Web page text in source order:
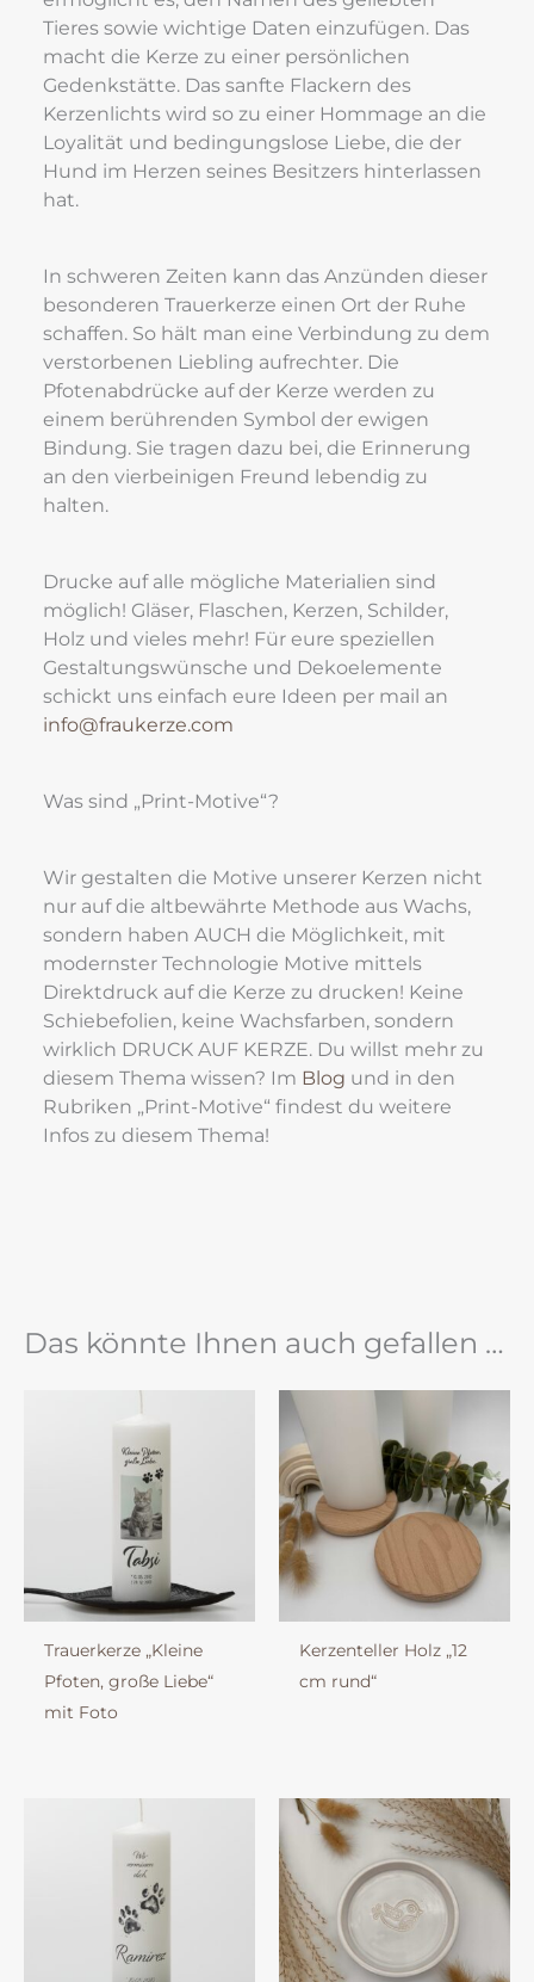
Tieres sowie wichtige Daten einzufügen. Das
macht die Kerze zu einer persönlichen
Gedenkstätte. Das sanfte Flackern des
Kerzenlichts wird so zu einer Hommage an die
Loyalität und bedingungslose Liebe, die der
Hund im Herzen seines Besitzers hinterlassen
hat.
In schweren Zeiten kann das Anzünden dieser
besonderen Trauerkerze einen Ort der Ruhe
schaffen. So hält man eine Verbindung zu dem
verstorbenen Liebling aufrechter. Die
Pfotenabdrücke auf der Kerze werden zu
einem berührenden Symbol der ewigen
Bindung. Sie tragen dazu bei, die Erinnerung
an den vierbeinigen Freund lebendig zu
halten.
Drucke auf alle mögliche Materialien sind
möglich! Gläser, Flaschen, Kerzen, Schilder,
Holz und vieles mehr! Für eure speziellen
Gestaltungswünsche und Dekoelemente
schickt uns einfach eure Ideen per mail an
info@fraukerze.com
Was sind „Print-Motive“?
Wir gestalten die Motive unserer Kerzen nicht
nur auf die altbewährte Methode aus Wachs,
sondern haben AUCH die Möglichkeit, mit
modernster Technologie Motive mittels
Direktdruck auf die Kerze zu drucken! Keine
Schiebefolien, keine Wachsfarben, sondern
wirklich DRUCK AUF KERZE. Du willst mehr zu
diesem Thema wissen? Im Blog und in den
Rubriken „Print-Motive“ findest du weitere
Infos zu diesem Thema!
Das könnte Ihnen auch gefallen …
Trauerkerze „Kleine
Pfoten, große Liebe“
mit Foto
Kerzenteller Holz „12
cm rund“